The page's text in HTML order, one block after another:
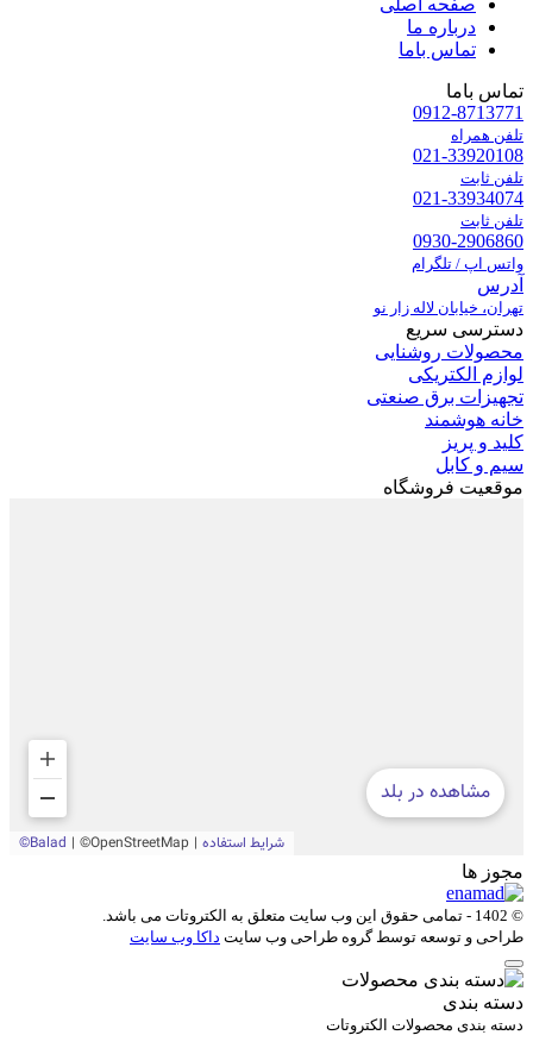
صفحه اصلی
درباره ما
تماس باما
تماس باما
0912-8713771
تلفن همراه
021-33920108
تلفن ثابت
021-33934074
تلفن ثابت
0930-2906860
واتس اپ / تلگرام
آدرس
تهران، خیابان لاله زار نو
دسترسی سریع
محصولات روشنایی
لوازم الکتریکی
تجهیزات برق صنعتی
خانه هوشمند
کلید و پریز
سیم و کابل
موقعیت فروشگاه
مجوز ها
© 1402 - تمامی حقوق این وب سایت متعلق به الکتروتات می باشد.
طراحی و توسعه توسط گروه طراحی وب سایت داکا وب سایت
دسته بندی
دسته بندی محصولات الکتروتات